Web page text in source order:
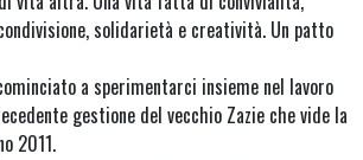
solidarietà e creatività. Un patto
a sperimentarci insieme nel lavoro
gestione del vecchio Zazie che vide la
2011.